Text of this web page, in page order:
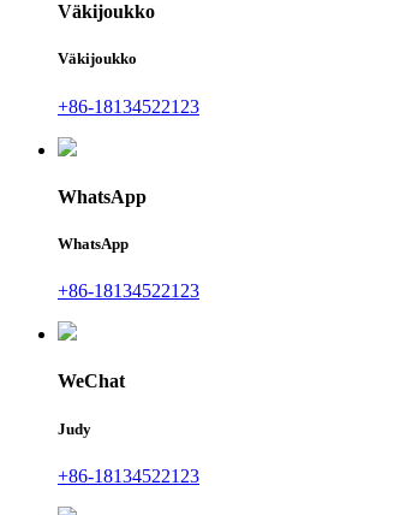
Väkijoukko
Väkijoukko
+86-18134522123
WhatsApp
WhatsApp
+86-18134522123
WeChat
Judy
+86-18134522123